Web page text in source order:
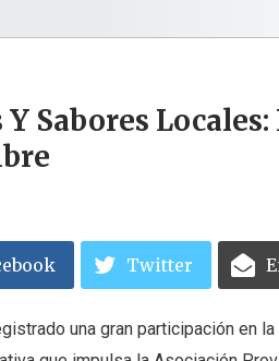
Sabores
Twitter
una gran participación en